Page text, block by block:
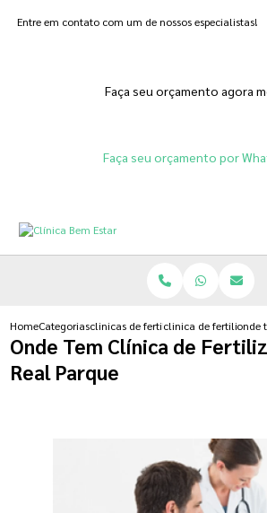
Entre em contato com um de nossos especialistas!
Faça seu orçamento agora
Faça seu orçamento por
HomeCategoriasclinicas de fertilizacoes
clinica de onde
Onde Tem Clínica de
Real Parque